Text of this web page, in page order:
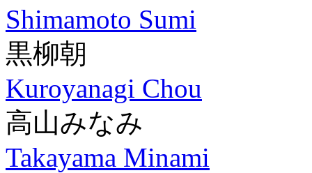
Shimamoto Sumi
黒柳朝
Kuroyanagi Chou
高山みなみ
Takayama Minami